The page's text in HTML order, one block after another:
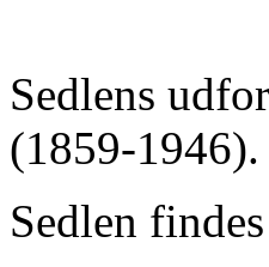
Sedlens
(1859-1946).
Sedlen